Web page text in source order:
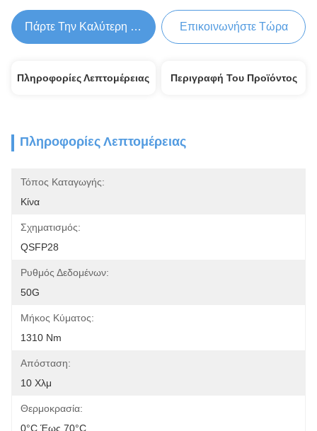
Πάρτε Την Καλύτερη Τιμή Επικοινωνήστε Τώρα
Πληροφορίες Λεπτομέρειας Περιγραφή Του Προϊόντος
Πληροφορίες Λεπτομέρειας
Τόπος Καταγωγής:
Κίνα
Σχηματισμός:
QSFP28
Ρυθμός Δεδομένων:
50G
Μήκος Κύματος:
1310 Nm
Απόσταση:
10 Χλμ
Θερμοκρασία:
0°C Έως 70°C